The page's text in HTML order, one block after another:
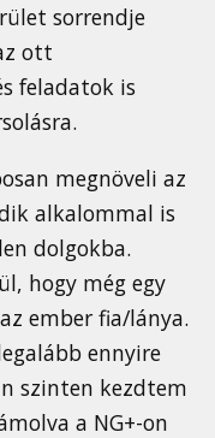
sorrendje
ott
feladatok is
megnöveli az
alkalommal is
dolgokba.
hogy még egy
ember fia/lánya.
ennyire
szinten kezdtem
a NG+-on